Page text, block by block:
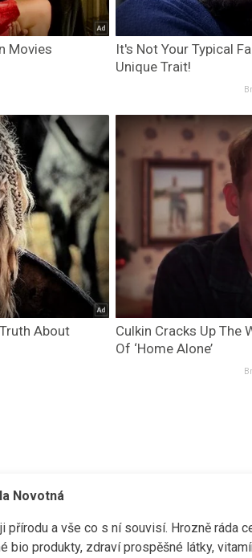
Movies
It's Not Your Typical
Unique Trait!
About
Culkin Cracks Up The
Of ‘Home Alone’
Novotná
přírodu a vše co s ní souvisí. Hrozně ráda
bio produkty, zdraví prospěšné látky,